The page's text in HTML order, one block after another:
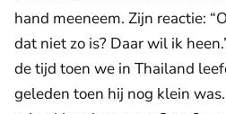
hand meeneem. Zijn reactie:
dat niet zo is? Daar wil ik
de tijd toen we in Thailand
geleden toen hij nog klein